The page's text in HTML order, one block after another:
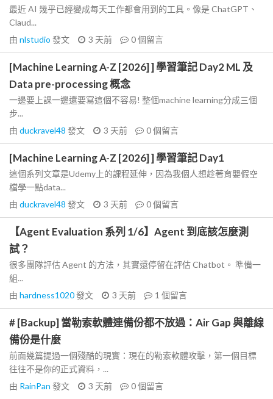
最近 AI 幾乎已經變成每天工作都會用到的工具。像是 ChatGPT、
Claud...
由 nlstudio 發文 3 天前 0個留言
[Machine Learning A-Z [2026] ] 學習筆記 Day2 ML 及
Data pre-processing 概念
一邊要上課一邊還要寫這個不容易! 整個machine learning分成三個
步...
由 duckravel48 發文 3 天前 0個留言
[Machine Learning A-Z [2026] ] 學習筆記 Day1
這個系列文章是Udemy上的課程延伸，因為我個人想趁著育嬰假空
檔學一點data...
由 duckravel48 發文 3 天前 0個留言
【Agent Evaluation 系列 1/6】Agent 到底該怎麼測
試？
很多團隊評估 Agent 的方法，其實還停留在評估 Chatbot。 準備一
組...
由 hardness1020發文 3 天前 1 個留言
# [Backup] 當勒索軟體連備份都不放過：Air Gap 與離線
備份是什麼
前面幾篇提過一個殘酷的現實：現在的勒索軟體攻擊，第一個目標
往往不是你的正式資料，...
由 RainPan 發文 3 天前 0個留言